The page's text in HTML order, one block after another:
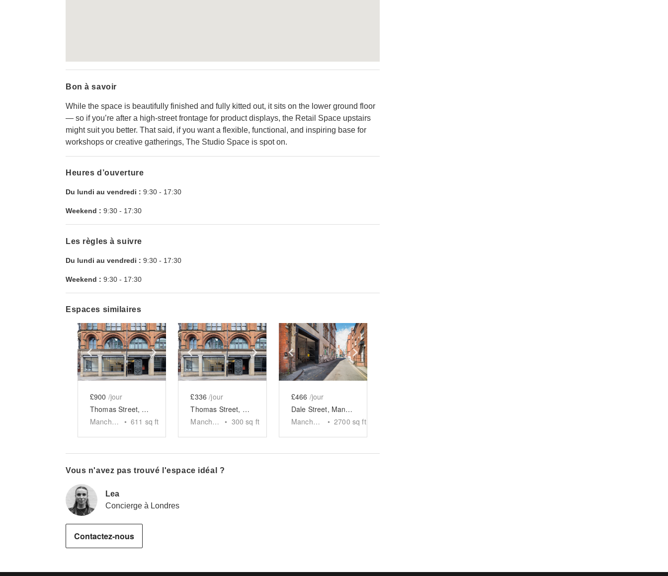
Bon à savoir
While the space is beautifully finished and fully kitted out, it sits on the lower ground floor
— so if you’re after a high-street frontage for product displays, the Retail Space upstairs
might suit you better. That said, if you want a flexible, functional, and inspiring base for
workshops or creative gatherings, The Studio Space is spot on.
Heures d’ouverture
Du lundi au vendredi : 9:30 - 17:30
Weekend : 9:30 - 17:30
Les règles à suivre
Du lundi au vendredi : 9:30 - 17:30
Weekend : 9:30 - 17:30
Espaces similaires
Show previous slideShow next slide
£900 /jour
Thomas Street, Manchester - The Retail Space
Manchester
• 611 sq ft
Show previous slideShow next slide
£336 /jour
Thomas Street, Manchester - The Lab Space
Manchester
• 300 sq ft
Show previous slideShow next slide
£466 /jour
Dale Street, Manchester - Industrial Event Space
Manchester
• 2700 sq ft
Vous n'avez pas trouvé l'espace idéal ?
Lea
Concierge à Londres
Contactez-nous